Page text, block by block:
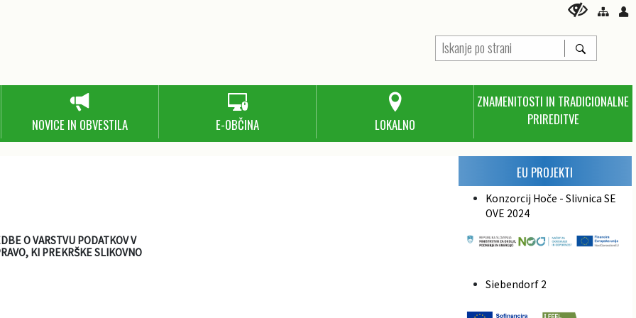
NOVICE IN OBVESTILA E-OBČINA LOKALNO
ZNAMENITOSTI IN TRADICIONALNE
PRIREDITVE
O VARSTVU PODATKOVV
KI PREKRŠKE SLIKOVNO
EU PROJEKTI
Konzorcij Hoče - Slivnica SE
OVE 2024
Siebendorf 2